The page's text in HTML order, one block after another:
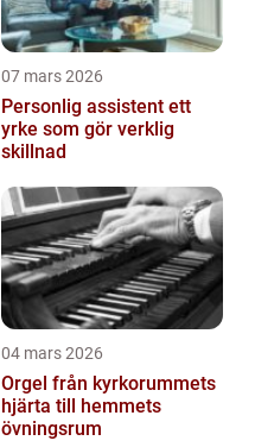
07 mars 2026
Personlig assistent ett
yrke som gör verklig
skillnad
04 mars 2026
Orgel från kyrkorummets
hjärta till hemmets
övningsrum